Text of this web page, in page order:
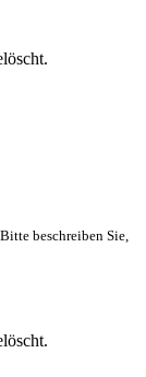
Bitte beschreiben Sie,